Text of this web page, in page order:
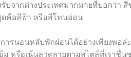
รับจากต่างประเทศมากมายที่บอกว่า
คือสีฟ้า หรือสีโทนอ่อน
การนอนหลับพักผ่อนได้อย่างเพียงพอ
ม หรือเน้นลวดลายตามสไตล์ที่เราชื่น